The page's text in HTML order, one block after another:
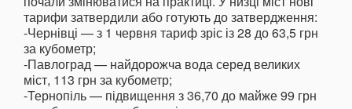
тарифи затвердили або готують до затвердження:
-Чернівці — з 1 червня тариф зріс із 28 до 63,5 грн
за кубометр;
-Павлоград — найдорожча вода серед великих
міст, 113 грн за кубометр;
-Тернопіль — підвищення з 36,70 до майже 99 грн